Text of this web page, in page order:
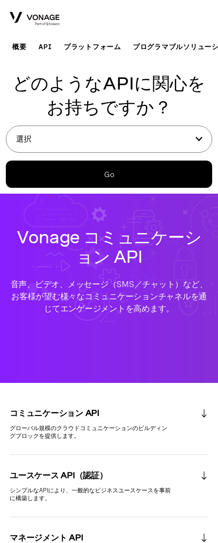
概要 API プラットフォーム プログラマブルソリュー
どのようなAPIに関心を
お持ちですか？
選択
Go
Vonage コミュニケーシ
ョン API
音声、ビデオ、メッセージ（SMS／チャット）など、
お客様が望む様々なコミュニケーションチャネルを通
じてエンゲージメントを高めます。
コミュニケーション API
グローバル規模のクラウドコミュニケーションのビルディン
グブロックを提供します。
ユースケース API（認証）
シンプルなAPIにより、一般的なビジネスユースケースを事前
に構築します。
マネージメント API